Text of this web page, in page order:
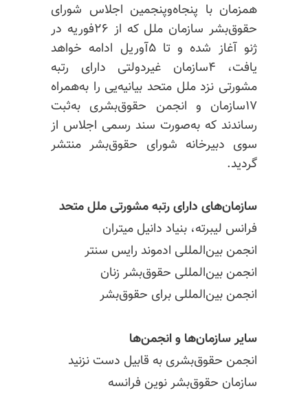
همزمان با پنجاه‌وپنجمین اجلاس شورای
حقوق‌بشر سازمان ملل که از ۲۶فوریه در
ژنو آغاز شده و تا ۵آوریل ادامه خواهد
یافت، ۴سازمان غیردولتی دارای رتبه
مشورتی نزد ملل متحد بیانیه‌یی را به‌همراه
۱۷سازمان و انجمن حقوق‌بشری به‌ثبت
رساندند که به‌صورت سند رسمی اجلاس از
سوی دبیرخانه شورای حقوق‌بشر منتشر
گردید.
سازمان‌های دارای رتبه مشورتی ملل متحد
فرانس لیبرته، بنیاد دانیل میتران
انجمن بین‌المللی ادموند رایس سنتر
انجمن بین‌المللی حقوق‌بشر زنان
انجمن بین‌المللی برای حقوق‌بشر
سایر سازمان‌ها و انجمن‌ها
انجمن حقوق‌بشری به قابیل دست نزنید
سازمان حقوق‌بشر نوین فرانسه